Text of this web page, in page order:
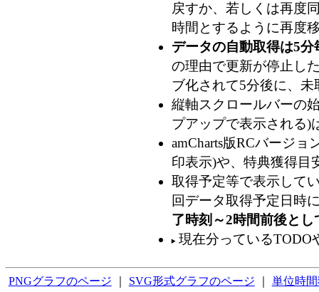
戻すか、若しくは再度
時間とするように再度
データの自動取得は5分
の理由で更新が停止し
ブ化されて5分後に、
縦軸スクロールバーの
プアップで表示される)
amCharts版RCバージ
印表示)や、特典獲得目
取得予定等で表示して
回データ取得予定日時
了時刻～2時間前後と
現在分っているTODO
PNGグラフのページ SVG形式グラフのページ 単位時間